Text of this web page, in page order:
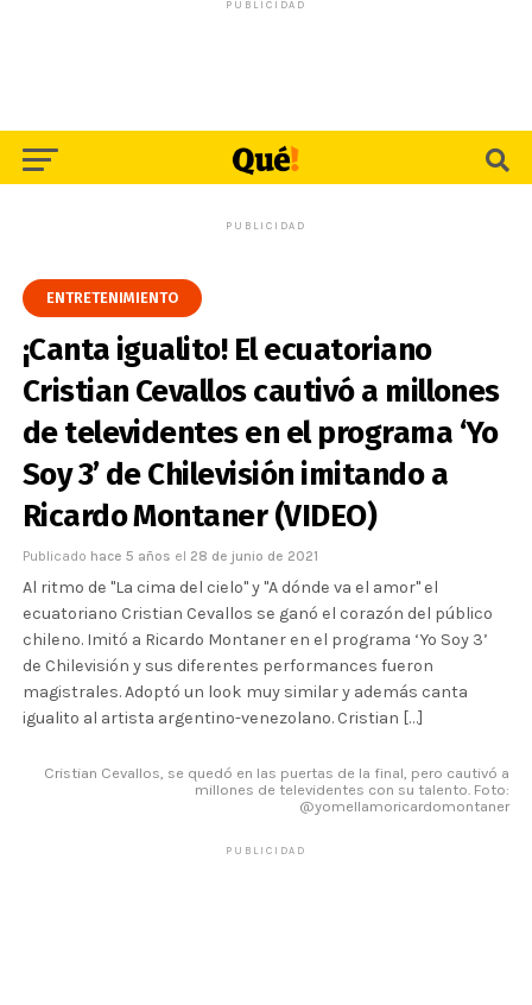
PUBLICIDAD
PUBLICIDAD
ENTRETENIMIENTO
¡Canta igualito! El ecuatoriano
Cristian Cevallos cautivó a millones
de televidentes en el programa ‘Yo
Soy 3’ de Chilevisión imitando a
Ricardo Montaner (VIDEO)
Publicado hace 5 años el 28 de junio de 2021
Al ritmo de "La cima del cielo" y "A dónde va el amor" el
ecuatoriano Cristian Cevallos se ganó el corazón del público
chileno. Imitó a Ricardo Montaner en el programa ‘Yo Soy 3’
de Chilevisión y sus diferentes performances fueron
magistrales. Adoptó un look muy similar y además canta
igualito al artista argentino-venezolano. Cristian […]
Cristian Cevallos, se quedó en las puertas de la final, pero cautivó a
millones de televidentes con su talento. Foto:
@yomellamoricardomontaner
PUBLICIDAD